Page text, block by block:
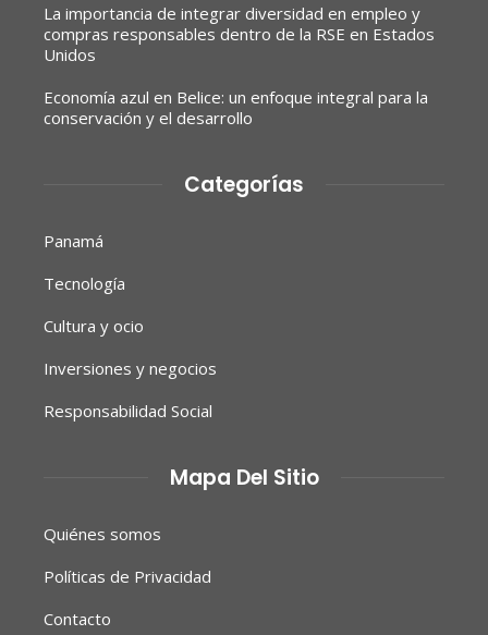
La importancia de integrar diversidad en empleo y
compras responsables dentro de la RSE en Estados
Unidos
Economía azul en Belice: un enfoque integral para la
conservación y el desarrollo
Categorías
Panamá
Tecnología
Cultura y ocio
Inversiones y negocios
Responsabilidad Social
Mapa Del Sitio
Quiénes somos
Políticas de Privacidad
Contacto